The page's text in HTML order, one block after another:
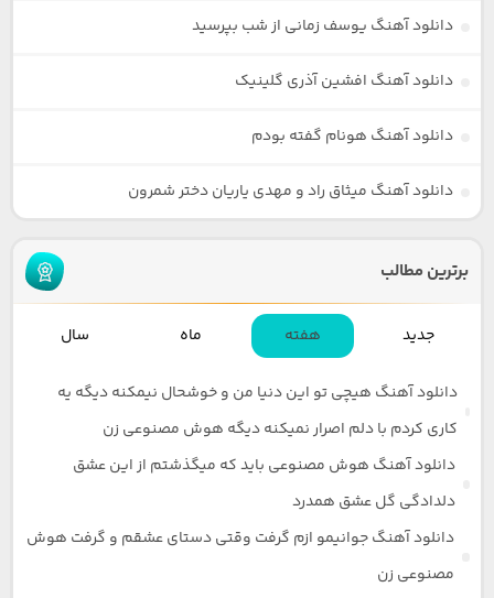
دانلود آهنگ یوسف زمانی از شب بپرسید
دانلود آهنگ افشین آذری گلینیک
دانلود آهنگ هونام گفته بودم
دانلود آهنگ میثاق راد و مهدی یاریان دختر شمرون
برترین مطالب
جدید هفته ماه سال
دانلود آهنگ هیچی تو این دنیا من و خوشحال نیمکنه دیگه یه
کاری کردم با دلم اصرار نمیکنه دیگه هوش مصنوعی زن
دانلود آهنگ هوش مصنوعی باید که میگذشتم از این عشق
دلدادگی گل عشق همدرد
دانلود آهنگ جوانیمو ازم گرفت وقتی دستای عشقم و گرفت هوش
مصنوعی زن